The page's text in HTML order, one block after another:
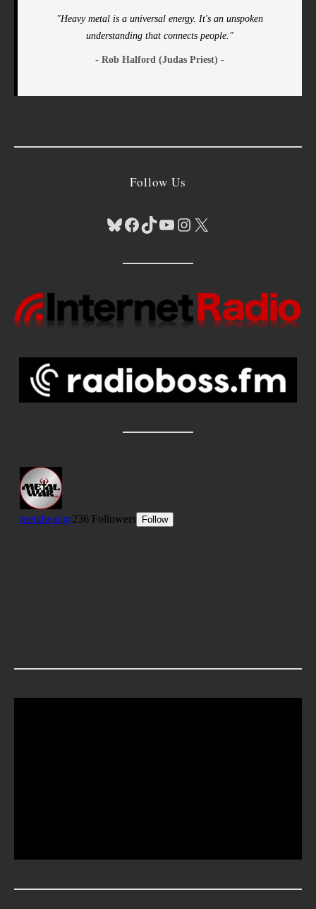
"Heavy metal is a universal energy. It's an unspoken
understanding that connects people."
- Rob Halford (Judas Priest) -
Follow Us